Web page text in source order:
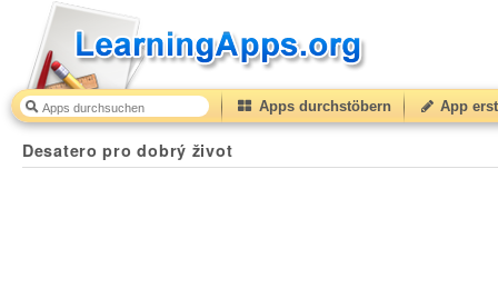
Apps durchstöbern App
Desatero pro dobrý život